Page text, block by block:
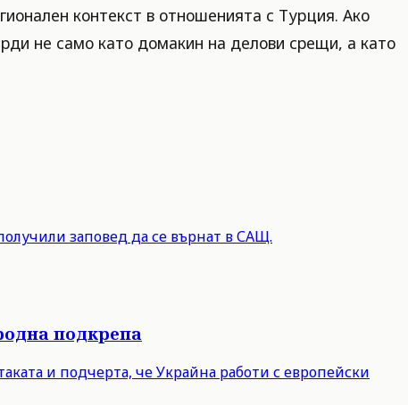
контекст в отношенията с Турция. Ако
не само като домакин на делови срещи, а като
заповед да се върнат в САЩ.
подкрепа
и подчерта, че Украйна работи с европейски